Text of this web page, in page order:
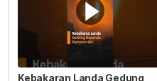
Kebakaran Landa Gedung